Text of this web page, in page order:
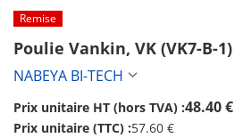
Remise
Poulie Vankin, VK (VK7-B-1)
NABEYA BI-TECH
Prix unitaire HT (hors TVA) :48.40 €
Prix unitaire (TTC) :57.60 €